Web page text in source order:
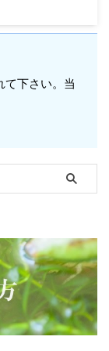
て下さい。当